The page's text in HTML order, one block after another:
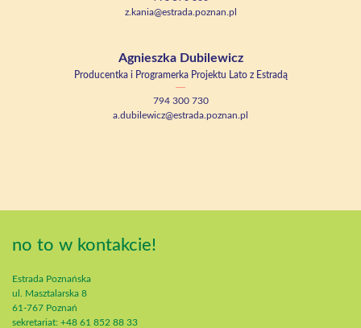
z.kania@estrada.poznan.pl
Agnieszka Dubilewicz
Producentka i Programerka Projektu Lato z Estradą
794 300 730
a.dubilewicz@estrada.poznan.pl
no to w kontakcie!
Estrada Poznańska
ul. Masztalarska 8
61-767 Poznań
sekretariat: +48 61 852 88 33